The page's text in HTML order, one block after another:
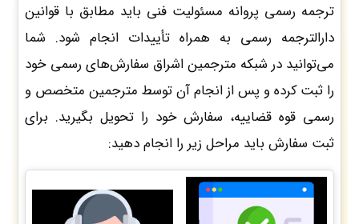
ترجمه رسمی پروانه مسئولیت فنی باید مطابق با قوانین
دارالترجمه رسمی به همراه تأییدات انجام شود. شما
می‌توانید در شبکه مترجمین اشراق سفارش‌های رسمی خود
را ثبت کرده و پس از انجام آن توسط مترجمین متخصص و
رسمی قوه قضاییه، سفارش خود را تحویل بگیرید. برای
ثبت سفارش باید مراحل زیر را انجام دهید: